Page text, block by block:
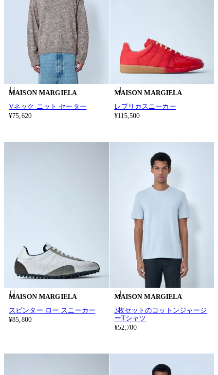
MAISON MARGIELA
Vネック ニット セーター
¥75,620
MAISON MARGIELA
レプリカスニーカー
¥115,500
MAISON MARGIELA
スピンター ロー スニーカー
¥85,800
MAISON MARGIELA
3枚セットのコットンジャージ
ーTシャツ
¥52,700